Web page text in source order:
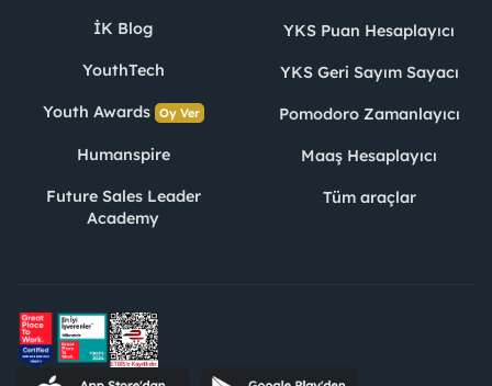
İK Blog
YouthTech
Youth Awards Oy Ver
Humanspire
Future Sales Leader
Academy
YKS Puan Hesaplayıcı
YKS Geri Sayım Sayacı
Pomodoro Zamanlayıcı
Maaş Hesaplayıcı
Tüm araçlar